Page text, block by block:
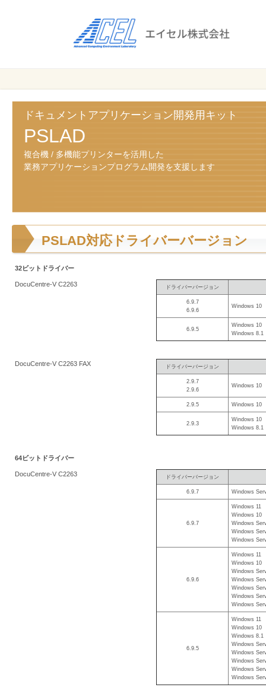
株式会社
ス
効
率
ス
削
支
ドキュメントアプリケーション開発用キット
PSLAD
複合機 / 多機能プリンターを活用した
業務アプリケーションプログラム開発を支援します
PSLAD対応ドライバーバージョン
32ビットドライバー
DocuCentre-V C2263 ドライバーバージョン
6.9.7
6.9.6
Windows 10
6.9.5
Windows 10
Windows 8.1
DocuCentre-V C2263 FAX ドライバーバージョン
2.9.7
2.9.6
Windows 10
2.9.5 Windows 10
2.9.3
Windows 10
Windows 8.1
64ビットドライバー
DocuCentre-V C2263 ドライバーバージョン
6.9.7 Windows
6.9.7
Windows 11
Windows 10
Windows
Windows
Windows
6.9.6
Windows 11
Windows 10
Windows
Windows
Windows
Windows
Windows
6.9.5
Windows 11
Windows 10
Windows 8.1
Windows
Windows
Windows
Windows
Windows
セ
株
式
会
社